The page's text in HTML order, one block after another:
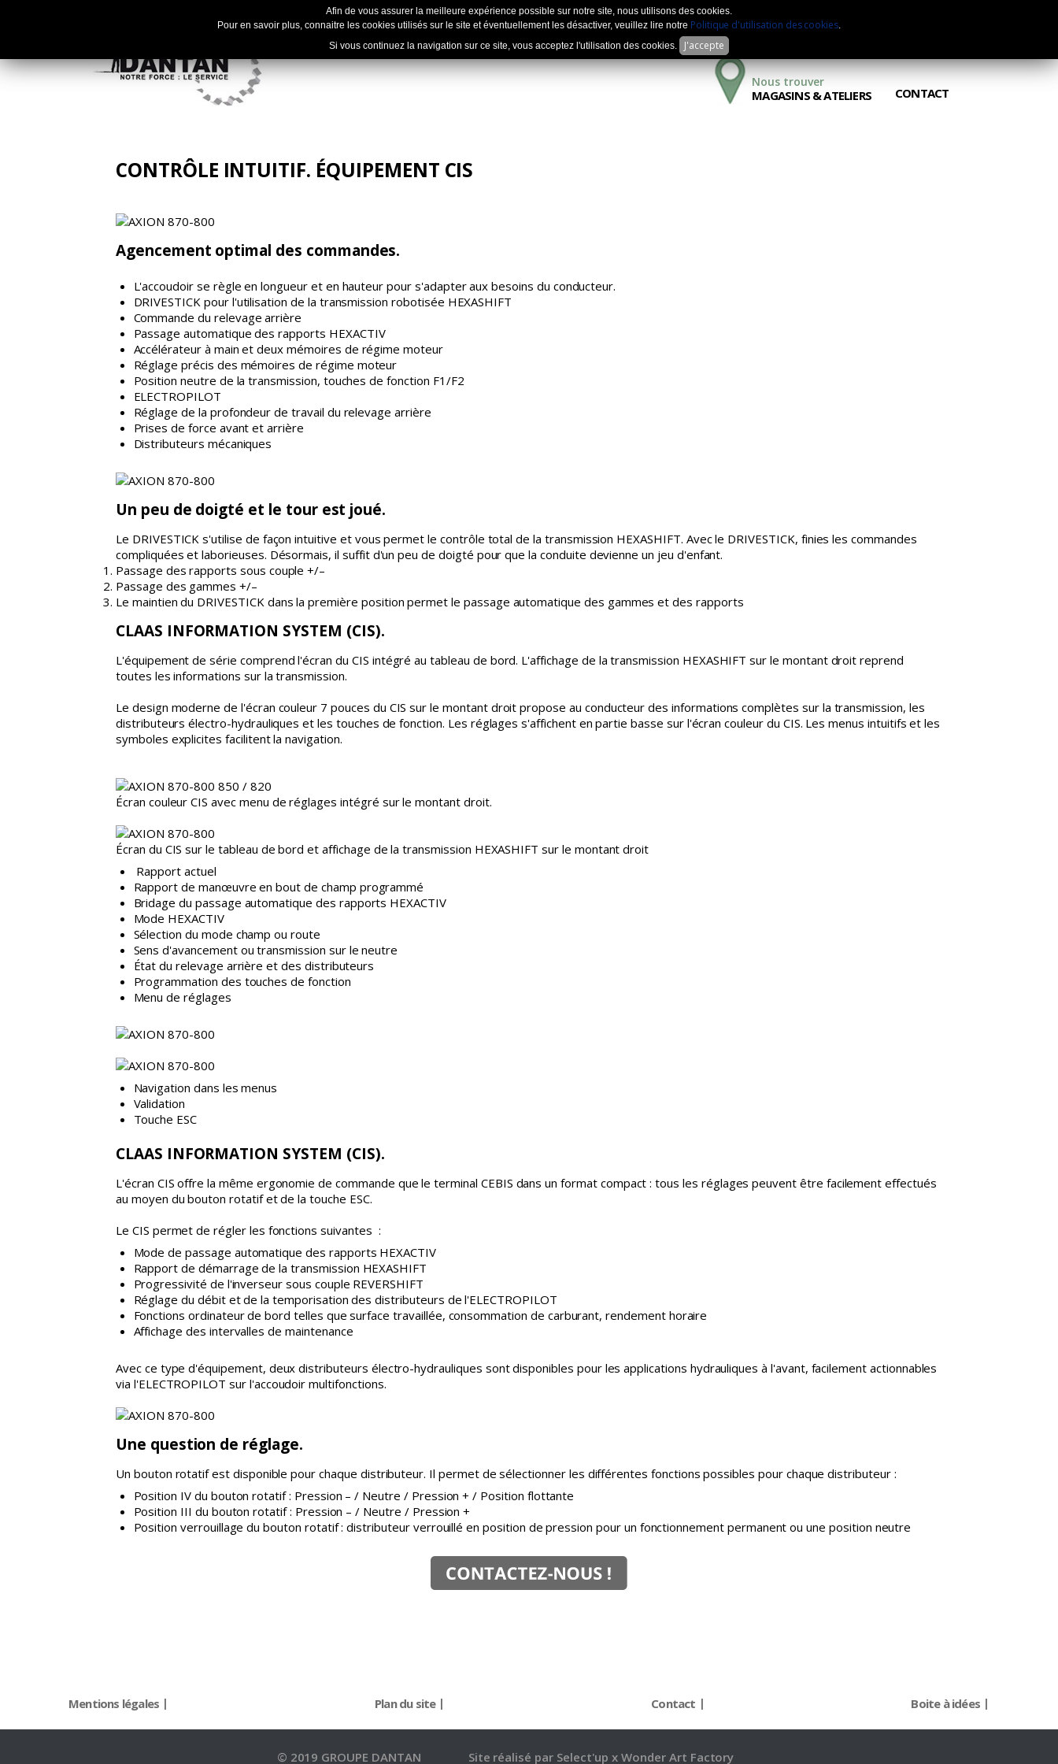
Afin de vous assurer la meilleure expérience possible sur notre site, nous utilisons des cookies.
Pour en savoir plus, connaitre les cookies utilisés sur le site et éventuellement les désactiver, veuillez lire notre Politique d'utilisation des cookies.
Si vous continuez la navigation sur ce site, vous acceptez l'utilisation des cookies.
J'accepte
CONTACT
MAGASINS & ATELIERS
Nous trouver
CONTRÔLE INTUITIF. ÉQUIPEMENT CIS
Agencement optimal des commandes.
L'accoudoir se règle en longueur et en hauteur pour s'adapter aux besoins du conducteur.
DRIVESTICK pour l'utilisation de la transmission robotisée HEXASHIFT
Commande du relevage arrière
Passage automatique des rapports HEXACTIV
Accélérateur à main et deux mémoires de régime moteur
Réglage précis des mémoires de régime moteur
Position neutre de la transmission, touches de fonction F1/F2
ELECTROPILOT
Réglage de la profondeur de travail du relevage arrière
Prises de force avant et arrière
Distributeurs mécaniques
Un peu de doigté et le tour est joué.
Le DRIVESTICK s'utilise de façon intuitive et vous permet le contrôle total de la transmission HEXASHIFT. Avec le DRIVESTICK, finies les commandes
compliquées et laborieuses. Désormais, il suffit d'un peu de doigté pour que la conduite devienne un jeu d'enfant.
Passage des rapports sous couple +/–
Passage des gammes +/–
Le maintien du DRIVESTICK dans la première position permet le passage automatique des gammes et des rapports
CLAAS INFORMATION SYSTEM (CIS).
L'équipement de série comprend l'écran du CIS intégré au tableau de bord. L'affichage de la transmission HEXASHIFT sur le montant droit reprend
toutes les informations sur la transmission.
Le design moderne de l'écran couleur 7 pouces du CIS sur le montant droit propose au conducteur des informations complètes sur la transmission, les
distributeurs électro-hydrauliques et les touches de fonction. Les réglages s'affichent en partie basse sur l'écran couleur du CIS. Les menus intuitifs et les
symboles explicites facilitent la navigation.
Écran couleur CIS avec menu de réglages intégré sur le montant droit.
Écran du CIS sur le tableau de bord et affichage de la transmission HEXASHIFT sur le montant droit
Rapport actuel
Rapport de manœuvre en bout de champ programmé
Bridage du passage automatique des rapports HEXACTIV
Mode HEXACTIV
Sélection du mode champ ou route
Sens d'avancement ou transmission sur le neutre
État du relevage arrière et des distributeurs
Programmation des touches de fonction
Menu de réglages
Navigation dans les menus
Validation
Touche ESC
CLAAS INFORMATION SYSTEM (CIS).
L'écran CIS offre la même ergonomie de commande que le terminal CEBIS dans un format compact : tous les réglages peuvent être facilement effectués
au moyen du bouton rotatif et de la touche ESC.
Le CIS permet de régler les fonctions suivantes :
Mode de passage automatique des rapports HEXACTIV
Rapport de démarrage de la transmission HEXASHIFT
Progressivité de l'inverseur sous couple REVERSHIFT
Réglage du débit et de la temporisation des distributeurs de l'ELECTROPILOT
Fonctions ordinateur de bord telles que surface travaillée, consommation de carburant, rendement horaire
Affichage des intervalles de maintenance
Avec ce type d'équipement, deux distributeurs électro-hydrauliques sont disponibles pour les applications hydrauliques à l'avant, facilement actionnables
via l'ELECTROPILOT sur l'accoudoir multifonctions.
Une question de réglage.
Un bouton rotatif est disponible pour chaque distributeur. Il permet de sélectionner les différentes fonctions possibles pour chaque distributeur :
Position IV du bouton rotatif : Pression – / Neutre / Pression + / Position flottante
Position III du bouton rotatif : Pression – / Neutre / Pression +
Position verrouillage du bouton rotatif : distributeur verrouillé en position de pression pour un fonctionnement permanent ou une position neutre
Mentions légales Plan du site Contact Boite à idées
© 2019 GROUPE DANTAN Site réalisé par Select'upxWonder Art Factory